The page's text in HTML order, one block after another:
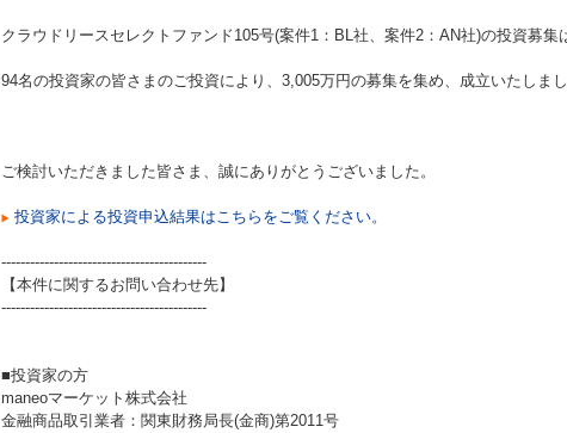
クラウドリースセレクトファンド105号(案件1：BL社、案件2：AN社)の投資募集
94名の投資家の皆さまのご投資により、3,005万円の募集を集め、成立いたしま
ご検討いただきました皆さま、誠にありがとうございました。
投資家による投資申込結果はこちらをご覧ください。
-------------------------------------------
【本件に関するお問い合わせ先】
-------------------------------------------
■投資家の方
maneoマーケット株式会社
金融商品取引業者：関東財務局長(金商)第2011号